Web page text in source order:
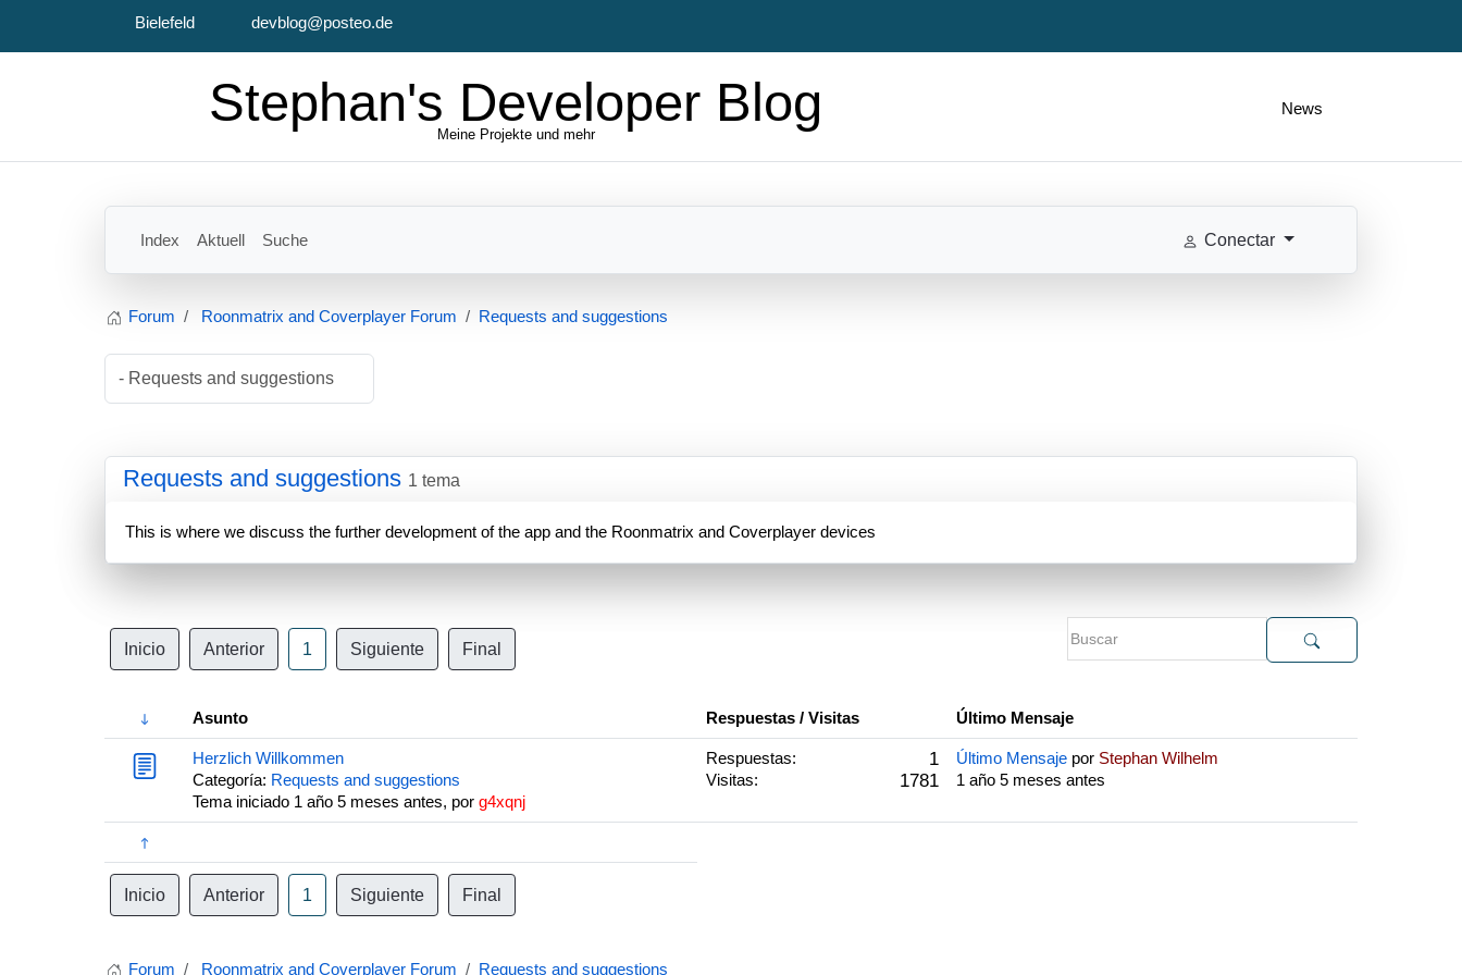
Bielefeld devblog@posteo.de
Stephan's Developer Blog
Meine Projekte und mehr
News
Index Aktuell Suche Conectar
Forum Roonmatrix and Coverplayer Forum Requests and suggestions
Requests and suggestions 1 tema
This is where we discuss the further development of the app and the Roonmatrix and Coverplayer devices
Inicio Anterior 1 Siguiente Final
Asunto Respuestas / Visitas Último Mensaje
Herzlich Willkommen
Categoría: Requests and suggestions
Tema iniciado 1 año 5 meses antes, por g4xqnj
Respuestas: 1
Visitas: 1781
Último Mensaje por Stephan Wilhelm
1 año 5 meses antes
Inicio Anterior 1 Siguiente Final
Forum Roonmatrix and Coverplayer Forum Requests and suggestions